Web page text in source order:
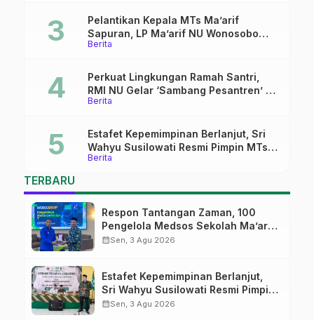
Berita
Pelantikan Kepala MTs Ma’arif
Sapuran, LP Ma’arif NU Wonosobo
Tekankan Lima Amanah
Berita
Perkuat Lingkungan Ramah Santri,
RMI NU Gelar ‘Sambang Pesantren’ di
Pati
Berita
Estafet Kepemimpinan Berlanjut, Sri
Wahyu Susilowati Resmi Pimpin MTs
Ma’arif Sapuran
TERBARU
Respon Tantangan Zaman, 100
Pengelola Medsos Sekolah Ma’arif
Pekalongan Ikuti Pelatihan Literasi
calendar_monthSen, 3 Agu 2026
Estafet Kepemimpinan Berlanjut,
Sri Wahyu Susilowati Resmi Pimpin
MTs Ma’arif Sapuran
calendar_monthSen, 3 Agu 2026